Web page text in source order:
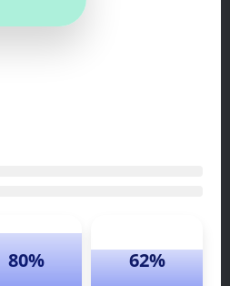
80% 62%